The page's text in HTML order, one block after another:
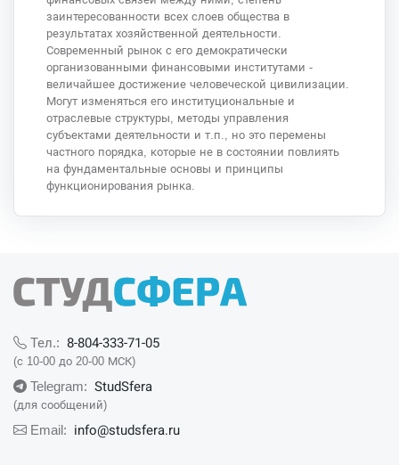
заинтересованности всех слоев общества в
результатах хозяйственной деятельности.
Современный рынок с его демократически
организованными финансовыми институтами -
величайшее достижение человеческой цивилизации.
Могут изменяться его институциональные и
отраслевые структуры, методы управления
субъектами деятельности и т.п., но это перемены
частного порядка, которые не в состоянии повлиять
на фундаментальные основы и принципы
функционирования рынка.
Тел.: 8-804-333-71-05
(с 10-00 до 20-00 МСК)
Telegram: StudSfera
(для сообщений)
Email: info@studsfera.ru